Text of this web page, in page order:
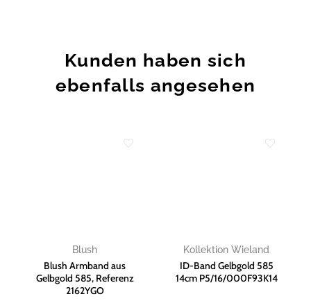
Kunden haben sich
ebenfalls angesehen
Blush
Blush Armband aus
Gelbgold 585, Referenz
2162YGO
Kollektion Wieland
ID-Band Gelbgold 585
14cm P5/16/000F93K14